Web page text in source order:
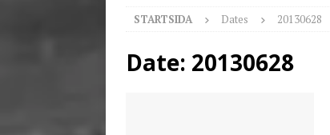
[ juni 26, 2026 ]
[ juni 23, 2026 ]
STARTSIDA Dates 20130628
Date: 20130628